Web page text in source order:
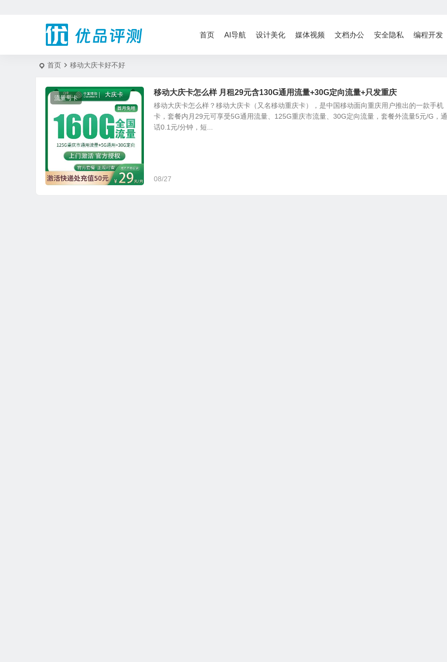
首页 AI导航 设计美化 媒体视频 文档办公 安全隐私 编程开发
首页 移动大庆卡好不好
流量号卡
移动大庆卡怎么样 月租29元含130G通用流量+30G定向流量+只发重庆
移动大庆卡怎么样？移动大庆卡（又名移动重庆卡），是中国移动面向重庆用户推出的一款手机
卡，套餐内月29元可享受5G通用流量、125G重庆市流量、30G定向流量，套餐外流量5元/G，通
话0.1元/分钟，短...
08/27